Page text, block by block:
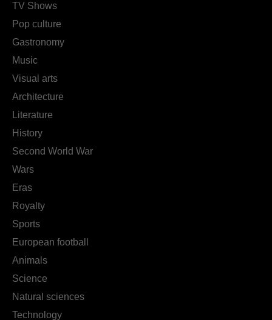
TV Shows
Pop culture
Gastronomy
Music
Visual arts
Architecture
Literature
History
Second World War
Wars
Eras
Royalty
Sports
European football
Animals
Science
Natural sciences
Technology